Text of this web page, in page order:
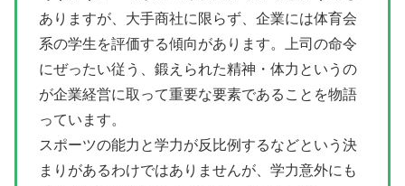
ありますが、大手商社に限らず、企業には体育会
系の学生を評価する傾向があります。上司の命令
にぜったい従う、鍛えられた精神・体力というの
が企業経営に取って重要な要素であることを物語
っています。
スポーツの能力と学力が反比例するなどという決
まりがあるわけではありませんが、学力意外にも